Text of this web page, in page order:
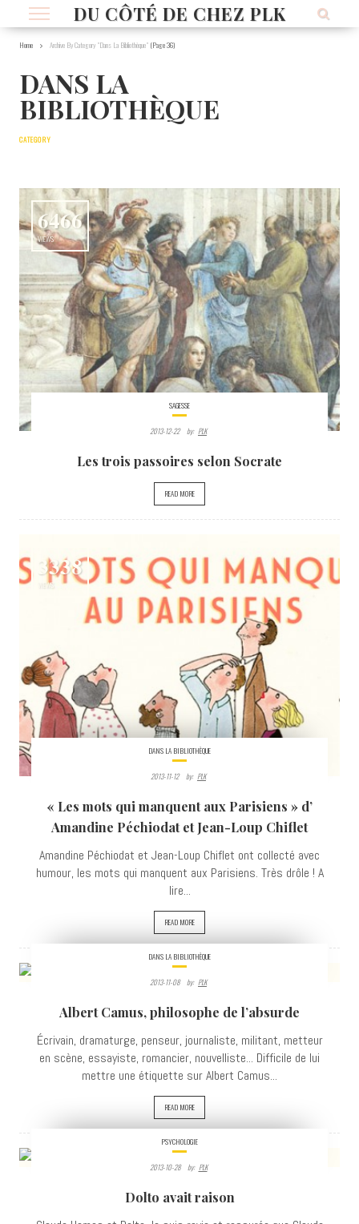
DU CÔTÉ DE CHEZ PLK
Home Archive By Category "Dans La Bibliothèque" (Page 36)
DANS LA
BIBLIOTHÈQUE
CATEGORY
6466
VIEWS
SAGESSE
2013-12-22 By: PLK
Les trois passoires selon Socrate
READ MORE
3338
VIEWS
DANS LA BIBLIOTHÈQUE
2013-11-12 By: PLK
« Les mots qui manquent aux Parisiens » d’
Amandine Péchiodat et Jean-Loup Chiflet
Amandine Péchiodat et Jean-Loup Chiflet ont collecté avec
humour, les mots qui manquent aux Parisiens. Très drôle ! A
lire...
READ MORE
DANS LA BIBLIOTHÈQUE
2013-11-08 By: PLK
Albert Camus, philosophe de l’absurde
Écrivain, dramaturge, penseur, journaliste, militant, metteur
en scène, essayiste, romancier, nouvelliste... Difficile de lui
mettre une étiquette sur Albert Camus...
READ MORE
PSYCHOLOGIE
2013-10-28 By: PLK
Dolto avait raison